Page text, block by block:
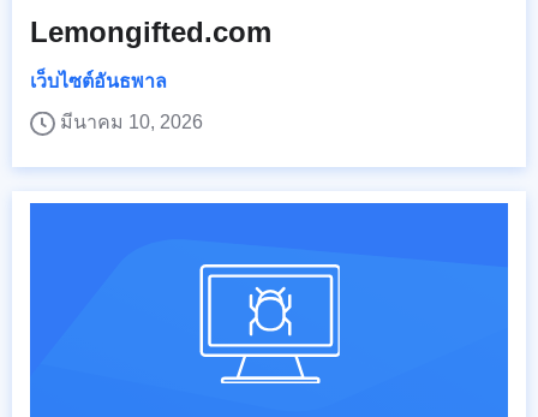
Lemongifted.com
เว็บไซต์อันธพาล
มีนาคม 10, 2026